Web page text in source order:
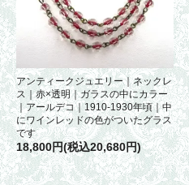
アンティークジュエリー｜ネックレ
ス｜赤×透明｜ガラスの中にカラー
｜アールデコ｜1910-1930年頃｜中
にワインレッドの色がついたグラス
です
18,800円(税込20,680円)